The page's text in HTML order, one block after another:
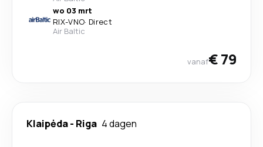
wo 03 mrt
RIX-VNO· Direct
Air Baltic
vanaf€ 79
Klaipėda- Riga 4 dagen